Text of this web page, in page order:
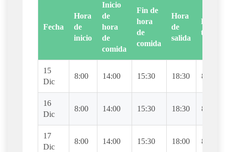
Fecha
Hora
de
inicio
Inicio
de
hora
de
comida
Fin de
hora
de
comida
Hora
de
salida
Horas
15
Dic
8:00 14:00 15:30 18:30 8
16
Dic
8:00 14:00 15:30 18:30 8
17
Dic
8:00 14:00 15:30 18:00 8